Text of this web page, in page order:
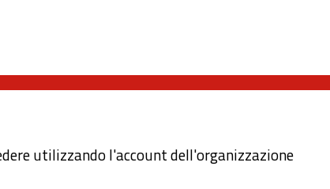
utilizzando l'account dell'organizzazione